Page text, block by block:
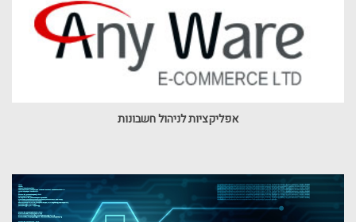
אפליקציות לניהול חשבונות